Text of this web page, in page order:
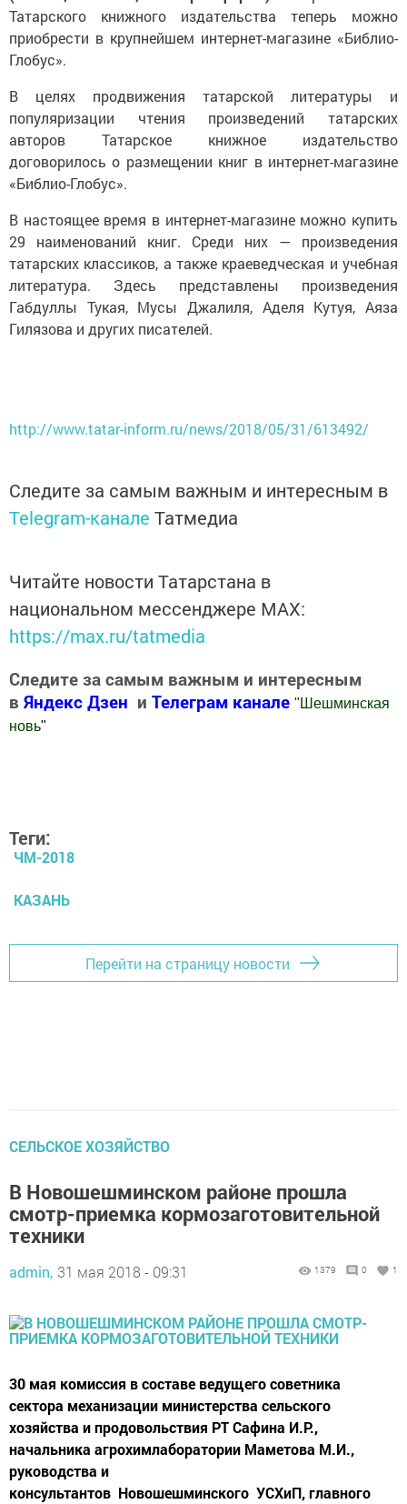
Татарского книжного издательства теперь можно
приобрести в крупнейшем интернет-магазине «Библио-
Глобус».
В целях продвижения татарской литературы и
популяризации чтения произведений татарских
авторов Татарское книжное издательство
договорилось о размещении книг в интернет-магазине
«Библио-Глобус».
В настоящее время в интернет-магазине можно купить
29 наименований книг. Среди них — произведения
татарских классиков, а также краеведческая и учебная
литература. Здесь представлены произведения
Габдуллы Тукая, Мусы Джалиля, Аделя Кутуя, Аяза
Гилязова и других писателей.
http://www.tatar-inform.ru/news/2018/05/31/613492/
Следите за самым важным и интересным в
Telegram-канале Татмедиа
Читайте новости Татарстана в
национальном мессенджере MАХ:
https://max.ru/tatmedia
Следите за самым важным и интересным
в Яндекс Дзен и Телеграм канале " Шешминская
новь"
Теги:
ЧМ-2018
КАЗАНЬ
Перейти на страницу новости
СЕЛЬСКОЕ ХОЗЯЙСТВО
В Новошешминском районе прошла
смотр-приемка кормозаготовительной
техники
admin, 31 мая 2018 - 09:31 1379 0 1
30 мая комиссия в составе ведущего советника
сектора механизации министерства сельского
хозяйства и продовольствия РТ Сафина И.Р.,
начальника агрохимлаборатории Маметова М.И.,
руководства и
консультантов Новошешминского УСХиП, главного